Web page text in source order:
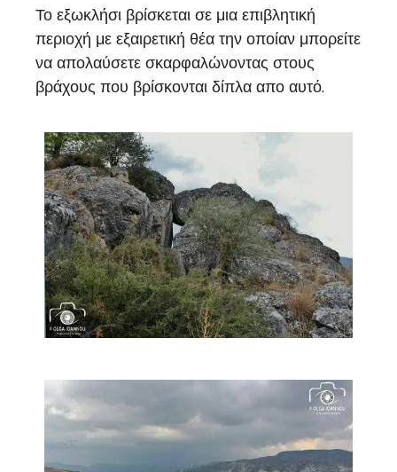
Το εξωκλήσι βρίσκεται σε μια επιβλητική
περιοχή με εξαιρετική θέα την οποίαν μπορείτε
να απολαύσετε σκαρφαλώνοντας στους
βράχους που βρίσκονται δίπλα απο αυτό.